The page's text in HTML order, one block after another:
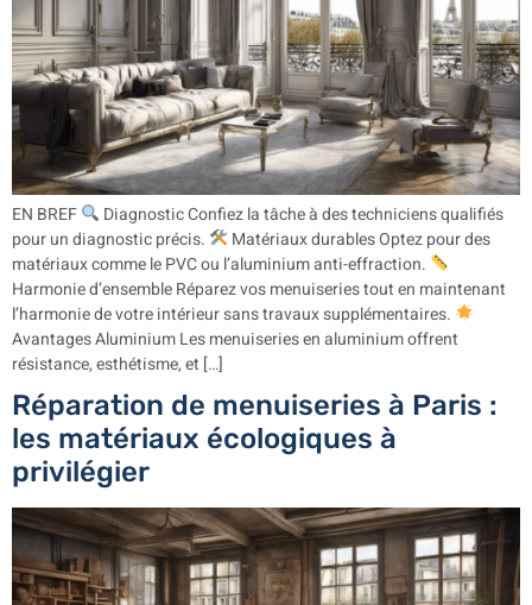
EN BREF
Diagnostic Confiez la tâche à des techniciens qualifiés
pour un diagnostic précis.
Matériaux durables Optez pour des
matériaux comme le PVC ou l’aluminium anti-effraction.
Harmonie d’ensemble Réparez vos menuiseries tout en maintenant
l’harmonie de votre intérieur sans travaux supplémentaires.
Avantages Aluminium Les menuiseries en aluminium offrent
résistance, esthétisme, et […]
Réparation de menuiseries à Paris :
les matériaux écologiques à
privilégier